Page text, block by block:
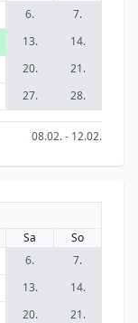
6.
7.
13.
14.
20.
21.
27. 28.
08.02. - 12.02.
Sa
So
6.
7.
13.
14.
20.
21.